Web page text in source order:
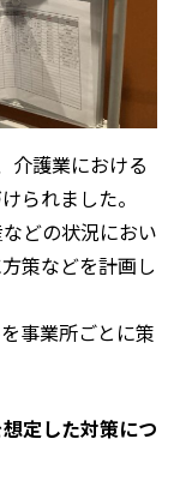
介護業における
られました。
どの状況におい
策などを計画し
事業所ごとに策
定した対策につ